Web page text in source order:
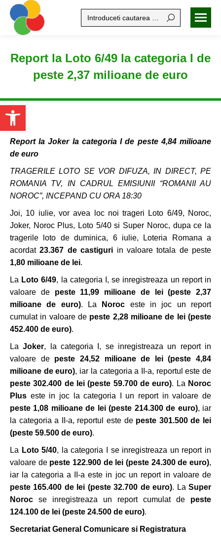
Open toolbar
Search:
Report la Loto 6/49 la categoria I de
peste 2,37 milioane de euro
Report la Joker la categoria I de peste 4,84 milioane
de euro
TRAGERILE LOTO SE VOR DIFUZA, IN DIRECT, PE
ROMANIA TV, IN CADRUL EMISIUNII “ROMANII AU
NOROC”, INCEPAND CU ORA 18:30
Joi, 10 iulie, vor avea loc noi trageri Loto 6/49, Noroc,
Joker, Noroc Plus, Loto 5/40 si Super Noroc, dupa ce la
tragerile loto de duminica, 6 iulie, Loteria Romana a
acordat23.367 de castiguri in valoare totala de peste
1,80 milioane de lei.
La Loto 6/49, la categoria I, se inregistreaza un report in
valoare de peste 11,99 milioane de lei (peste 2,37
milioane de euro). La Noroc este in joc un report
cumulat in valoare de peste 2,28 milioane de lei (peste
452.400 de euro).
LaJoker, la categoria I, se inregistreaza un report in
valoare de peste 24,52 milioane de lei (peste 4,84
milioane de euro), iar la categoria a II-a, reportul este de
peste 302.400 de lei (peste 59.700 de euro). La Noroc
Plus este in joc la categoria I un report in valoare de
peste 1,08 milioane de lei (peste 214.300 de euro), iar
la categoria a II-a, reportul este de peste 301.500 de lei
(peste 59.500 de euro).
La Loto 5/40, la categoria I se inregistreaza un report in
valoare de peste 122.900 de lei (peste 24.300 de euro),
iar la categoria a II-a este in joc un report in valoare de
peste 165.400 de lei (peste 32.700 de euro). LaSuper
Noroc se inregistreaza un report cumulat de peste
124.100 de lei (peste 24.500 de euro).
Secretariat General Comunicare si Registratura